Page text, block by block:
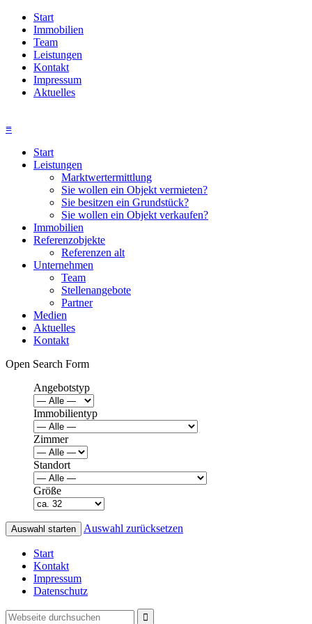
Start
Immobilien
Team
Leistungen
Kontakt
Impressum
Aktuelles
≡
Start
Leistungen
Marktwertermittlung
Sie wollen ein Objekt vermieten?
Sie besitzen ein Grundstück?
Sie wollen ein Objekt verkaufen?
Immobilien
Referenzobjekte
Referenzen alt
Unternehmen
Team
Stellenangebote
Partner
Medien
Aktuelles
Kontakt
Open Search Form
Angebotstyp
Immobilientyp
Zimmer
Standort
Größe
Auswahl zurücksetzen
Start
Kontakt
Impressum
Datenschutz